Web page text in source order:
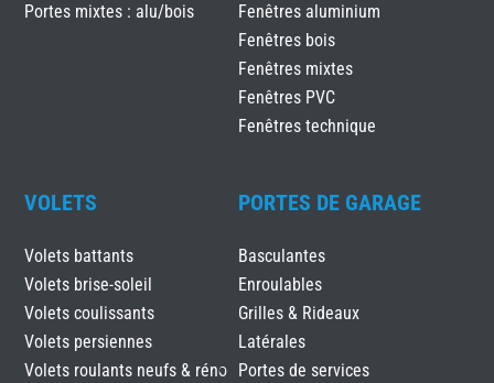
Portes mixtes : alu/bois
Fenêtres aluminium
Fenêtres bois
Fenêtres mixtes
Fenêtres PVC
Fenêtres technique
VOLETS
Volets battants
Volets brise-soleil
Volets coulissants
Volets persiennes
Volets roulants neufs & réno
PORTES DE GARAGE
Basculantes
Enroulables
Grilles & Rideaux
Latérales
Portes de services